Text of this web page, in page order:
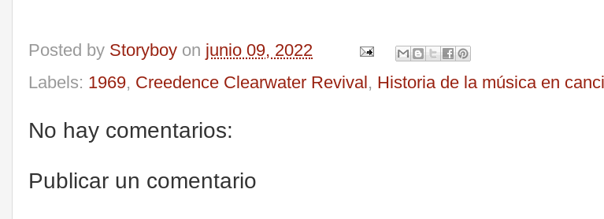
Posted by Storyboy on junio 09, 2022
Labels: 1969, Creedence Clearwater Revival, Historia de la música en
No hay comentarios:
Publicar un comentario